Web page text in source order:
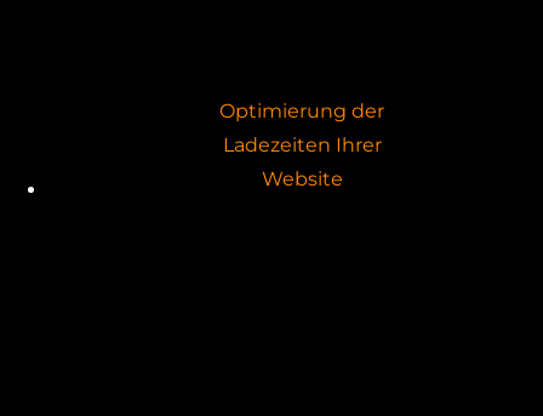
Optimierung der
Ladezeiten Ihrer
Website